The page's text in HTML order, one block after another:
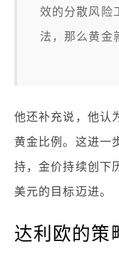
效的分散风险
法，那么黄金
他还补充说，他认
黄金比例。这进一
持，金价持续创下
美元的目标迈进。
达利欧的策